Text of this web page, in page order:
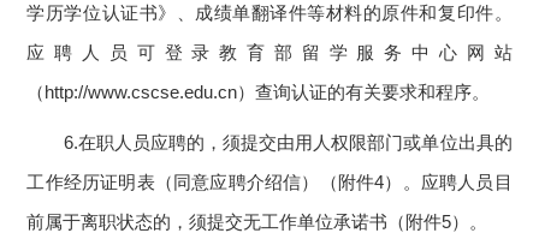
学历学位认证书》、成绩单翻译件等材料的原件和复印件。
应聘人员可登录教育部留学服务中心网站
（http://www.cscse.edu.cn）查询认证的有关要求和程序。
6.在职人员应聘的，须提交由用人权限部门或单位出具的
工作经历证明表（同意应聘介绍信）（附件4）。应聘人员目
前属于离职状态的，须提交无工作单位承诺书（附件5）。